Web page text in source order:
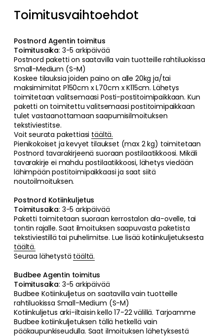
Toimitusvaihtoehdot
Postnord Agentin toimitus
Toimitusaika: 3-5 arkipäivää
Postnord paketti on saatavilla vain tuotteille rahtiluokissa
Small-Medium (S-M)
Koskee tilauksia joiden paino on alle 20kg ja/tai
maksimimitat P150cm x L70cm x K115cm. Lähetys
toimitetaan valitsemaasi Posti-postitoimipaikkaan. Kun
paketti on toimitettu valitsemaasi postitoimipaikkaan
tulet vastaanottamaan saapumisilmoituksen
tekstiviestitse.
Voit seurata pakettiasi täältä.
Pienikokoiset ja kevyet tilaukset (max 2 kg) toimitetaan
Postnord tavarakirjeenä suoraan postilaatikkoosi. Mikäli
tavarakirje ei mahdu postilaatikkoosi, lähetys viedään
lähimpään postitoimipaikkaasi ja saat siitä
noutoilmoituksen.
Postnord Kotiinkuljetus
Toimitusaika: 3-5 arkipäivää
Paketti toimitetaan suoraan kerrostalon ala-ovelle, tai
tontin rajalle. Saat ilmoituksen saapuvasta paketista
tekstiviestillä tai puhelimitse. Lue lisää kotiinkuljetuksesta
täältä.
Seuraa lähetystä täältä.
Budbee Agentin toimitus
Toimitusaika: 3-5 arkipäivää
Budbee Kotiinkuljetus on saatavilla vain tuotteille
rahtiluokissa Small-Medium (S-M)
Kotiinkuljetus arki-iltaisin kello 17-22 välillä. Tarjoamme
Budbee kotiinkuljetuksen tällä hetkellä vain
pääkaupunkiseudulla. Saat ilmoituksen lähetyksestä